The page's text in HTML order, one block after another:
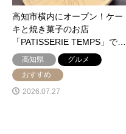
高知市横内にオープン！ケー
キと焼き菓子のお店
「PATISSERIE TEMPS」で…
高知県
グルメ
おすすめ
2026.07.27